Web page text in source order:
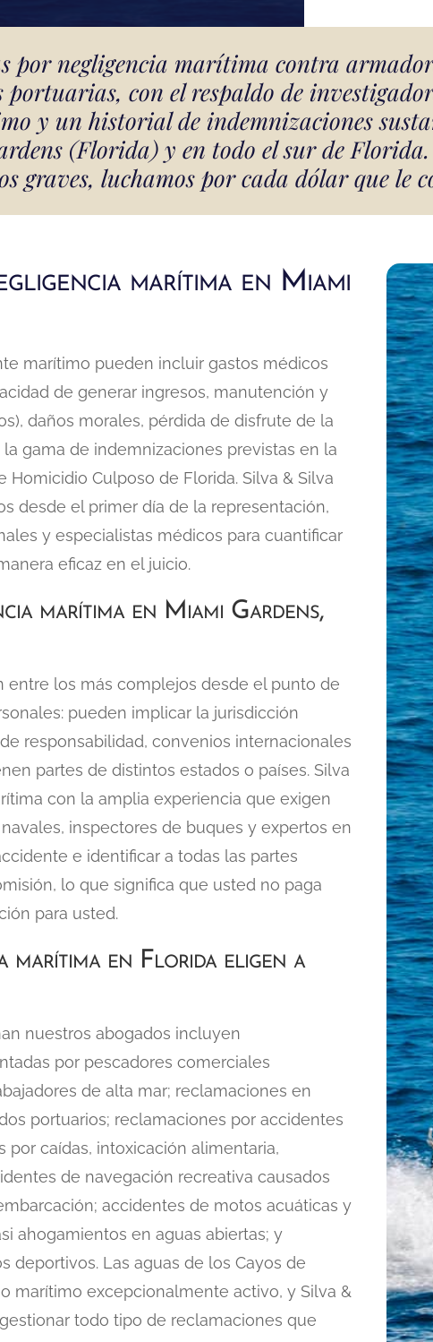
negligencia marítima contra
portuarias, con el respaldo de
y un historial de indemnizaciones
(Florida) y en todo el sur de
graves, luchamos por cada dólar que le
marítima en Miami
marítimo pueden incluir gastos médicos
de generar ingresos, manutención y
daños morales, pérdida de disfrute de la
gama de indemnizaciones previstas en la
Culposo de Florida. Silva & Silva
desde el primer día de la representación,
y especialistas médicos para cuantificar
eficaz en el juicio.
marítima en Miami Gardens,
entre los más complejos desde el punto de
pueden implicar la jurisdicción
responsabilidad, convenios internacionales
partes de distintos estados o países. Silva
con la amplia experiencia que exigen
inspectores de buques y expertos en
e identificar a todas las partes
lo que significa que usted no paga
para usted.
marítima en Florida eligen a
nuestros abogados incluyen
por pescadores comerciales
de alta mar; reclamaciones en
portuarios; reclamaciones por accidentes
caídas, intoxicación alimentaria,
de navegación recreativa causados
accidentes de motos acuáticas y
ahogamientos en aguas abiertas; y
deportivos. Las aguas de los Cayos de
marítimo excepcionalmente activo, y Silva &
todo tipo de reclamaciones que